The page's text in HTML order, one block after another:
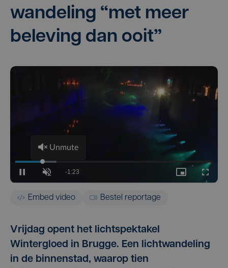
wan­de­ling “met meer
bele­ving dan ooit”
Embed video Bestel reportage
Vrijdag opent het lichtspektakel
Wintergloed in Brugge. Een lichtwandeling
in de binnenstad, waarop tien